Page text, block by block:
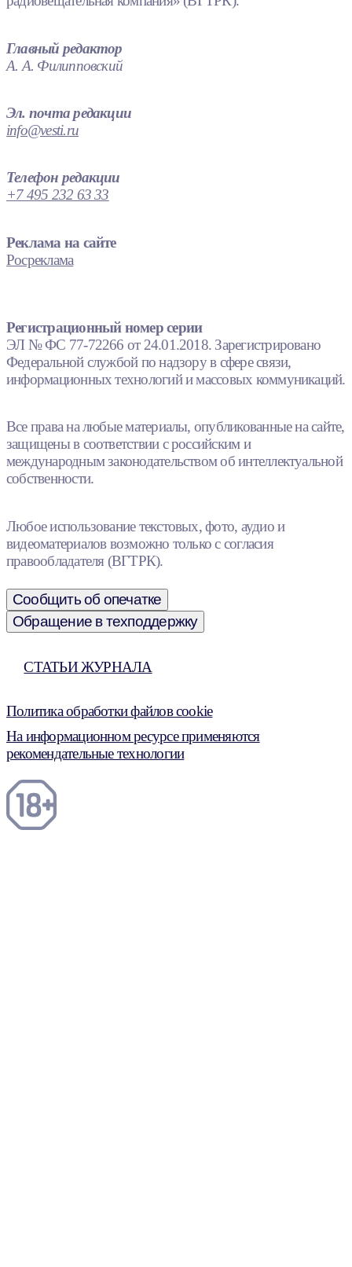
Главный редактор
А. А. Филипповский
Эл. почта редакции
info@vesti.ru
Телефон редакции
+7 495 232 63 33
Реклама на сайте
Росреклама
Регистрационный номер серии
ЭЛ № ФС 77-72266 от 24.01.2018. Зарегистрировано
Федеральной службой по надзору в сфере связи,
информационных технологий и массовых коммуникаций.
Все права на любые материалы, опубликованные на сайте,
защищены в соответствии с российским и
международным законодательством об интеллектуальной
собственности.
Любое использование текстовых, фото, аудио и
видеоматериалов возможно только с согласия
правообладателя (ВГТРК).
Сообщить об опечатке
Обращение в техподдержку
СТАТЬИ ЖУРНАЛА
Политика обработки файлов cookie
На информационном ресурсе применяются
рекомендательные технологии